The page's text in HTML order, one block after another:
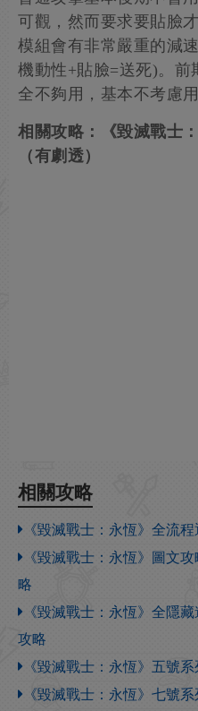
可觀，然而要求要貼臉
模組會有非常嚴重的減
機動性+貼臉=送死)。前
全不夠用，基本不考慮用
相關攻略：《毀滅戰士
（有劇透）
相關攻略
《毀滅戰士：永恆》全流
《毀滅戰士：永恆》圖文
略
《毀滅戰士：永恆》全隱
攻略
《毀滅戰士：永恆》五號
《毀滅戰士：永恆》七號